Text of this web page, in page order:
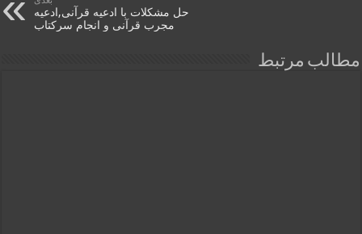
حل مشکلات با ادعیه قرآنی,ادعیه
مجرب قرآنی و انجام سرکتاب
مطالب مرتبط